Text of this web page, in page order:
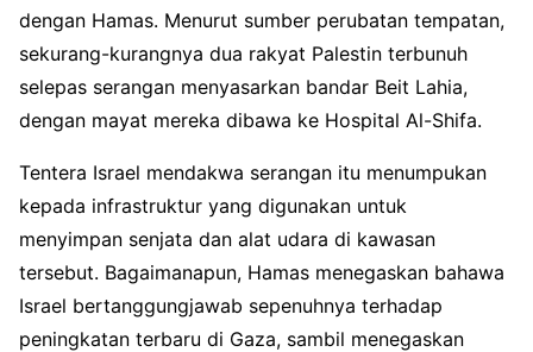
dengan Hamas. Menurut sumber perubatan tempatan,
sekurang-kurangnya dua rakyat Palestin terbunuh
selepas serangan menyasarkan bandar Beit Lahia,
dengan mayat mereka dibawa ke Hospital Al-Shifa.
Tentera Israel mendakwa serangan itu menumpukan
kepada infrastruktur yang digunakan untuk
menyimpan senjata dan alat udara di kawasan
tersebut. Bagaimanapun, Hamas menegaskan bahawa
Israel bertanggungjawab sepenuhnya terhadap
peningkatan terbaru di Gaza, sambil menegaskan